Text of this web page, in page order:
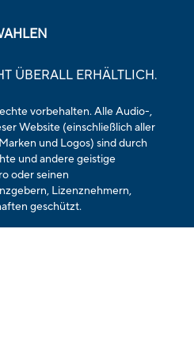
ÜBERALL ERHÄLTLICH.
vorbehalten. Alle Audio-,
Website (einschließlich aller
und Logos) sind durch
und andere geistige
oder seinen
Lizenznehmern,
geschützt.